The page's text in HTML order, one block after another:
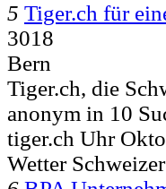
5 Tiger.ch für
3018
Bern
Tiger.ch, die
anonym in 10
tiger.ch Uhr
Wetter